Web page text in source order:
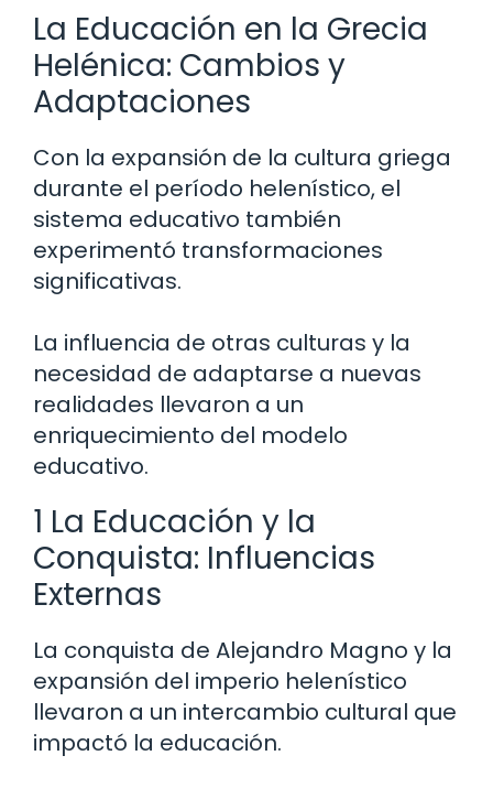
La Educación en la Grecia
Helénica: Cambios y
Adaptaciones
Con la expansión de la cultura griega
durante el período helenístico, el
sistema educativo también
experimentó transformaciones
significativas.
La influencia de otras culturas y la
necesidad de adaptarse a nuevas
realidades llevaron a un
enriquecimiento del modelo
educativo.
1 La Educación y la
Conquista: Influencias
Externas
La conquista de Alejandro Magno y la
expansión del imperio helenístico
llevaron a un intercambio cultural que
impactó la educación.